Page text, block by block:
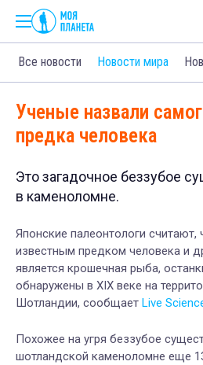
Все новости Новости мира
Ученые назвали
предка человека
Это загадочное беззубое
в каменоломне.
Японские палеонтологи
известным предком человека и
является крошечная рыба,
обнаружены в XIX веке на
Шотландии, сообщает Live
Похожее на угря беззубое
шотландской каменоломне еще